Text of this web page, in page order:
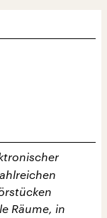
Räume, in